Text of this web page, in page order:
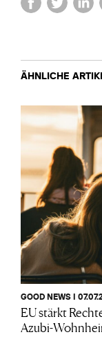
ÄHNLICHE
GOOD NEWS I
EU stärkt
Azubi-